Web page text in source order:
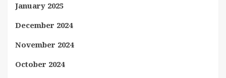
January 2025
December 2024
November 2024
October 2024